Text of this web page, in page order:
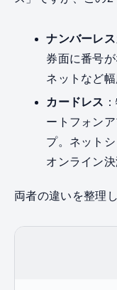
ナンバーレ
券面に番号
ネットなど幅
カードレス
ートフォン
プ。ネット
オンライン
両者の違いを整理